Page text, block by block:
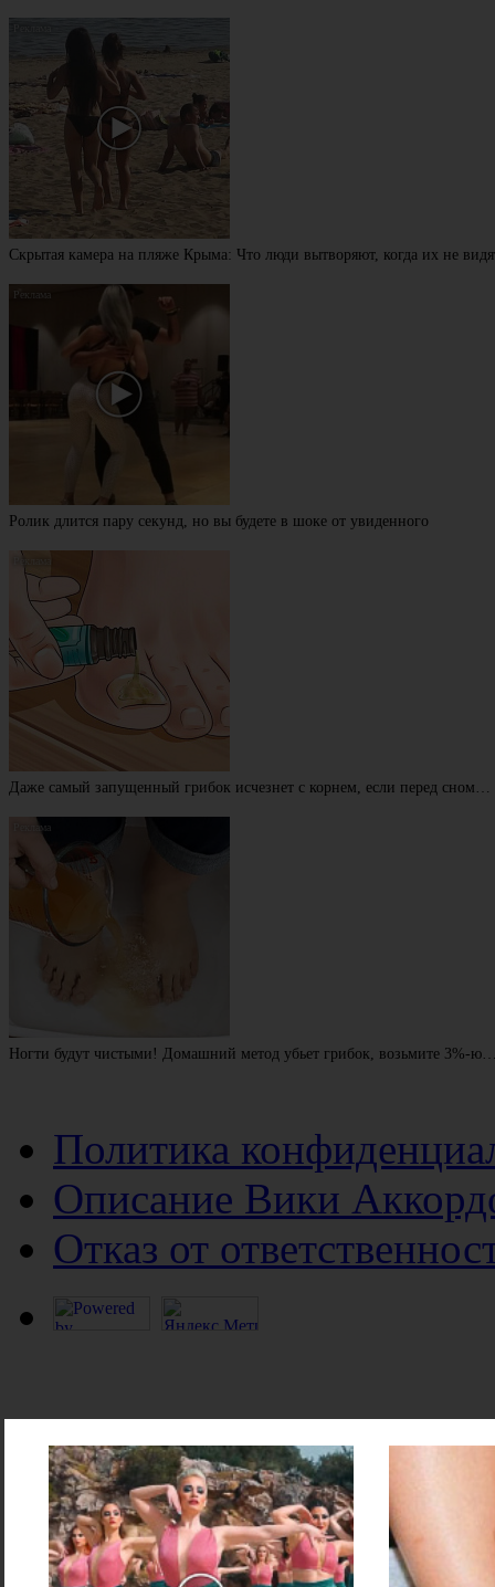
Скрытая камера на пляже Крыма: Что люди вытворяют, когда их не
Ролик длится пару секунд, но вы будете в шоке от увиденного
Даже самый запущенный грибок исчезнет с корнем, если перед сном…
Ногти будут чистыми! Домашний метод убьет грибок, возьмите 3%-
Политика
Описание Вики
Отказ от